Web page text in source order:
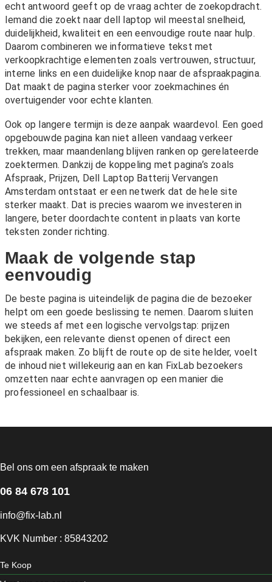
echt antwoord geeft op de vraag achter de zoekopdracht.
Iemand die zoekt naar dell laptop wil meestal snelheid,
duidelijkheid, kwaliteit en een eenvoudige route naar hulp.
Daarom combineren we informatieve tekst met
verkoopkrachtige elementen zoals vertrouwen, structuur,
interne links en een duidelijke knop naar de afspraakpagina.
Dat maakt de pagina sterker voor zoekmachines én
overtuigender voor echte klanten.
Ook op langere termijn is deze aanpak waardevol. Een goed
opgebouwde pagina kan niet alleen vandaag verkeer
trekken, maar maandenlang blijven ranken op gerelateerde
zoektermen. Dankzij de koppeling met pagina’s zoals
Afspraak, Prijzen, Dell Laptop Batterij Vervangen
Amsterdamontstaat er een netwerk dat de hele site
sterker maakt. Dat is precies waarom we investeren in
langere, beter doordachte content in plaats van korte
teksten zonder richting.
Maak de volgende stap
eenvoudig
De beste pagina is uiteindelijk de pagina die de bezoeker
helpt om een goede beslissing te nemen. Daarom sluiten
we steeds af met een logische vervolgstap: prijzen
bekijken, een relevante dienst openen of direct een
afspraak maken. Zo blijft de route op de site helder, voelt
de inhoud niet willekeurig aan en kan FixLab bezoekers
omzetten naar echte aanvragen op een manier die
professioneel en schaalbaar is.
Bel ons om een afspraak te maken
06 84 678 101
info@fix-lab.nl
KVK Number : 85843202
Te Koop